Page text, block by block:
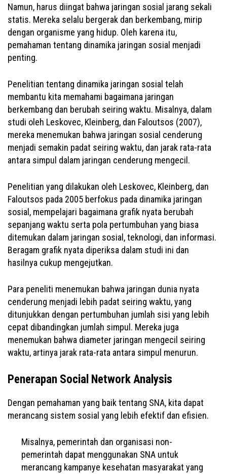
Namun, harus diingat bahwa jaringan sosial jarang sekali
statis. Mereka selalu bergerak dan berkembang, mirip
dengan organisme yang hidup. Oleh karena itu,
pemahaman tentang dinamika jaringan sosial menjadi
penting.
Penelitian tentang dinamika jaringan sosial telah
membantu kita memahami bagaimana jaringan
berkembang dan berubah seiring waktu. Misalnya, dalam
studi oleh Leskovec, Kleinberg, dan Faloutsos (2007),
mereka menemukan bahwa jaringan sosial cenderung
menjadi semakin padat seiring waktu, dan jarak rata-rata
antara simpul dalam jaringan cenderung mengecil.
Penelitian yang dilakukan oleh Leskovec, Kleinberg, dan
Faloutsos pada 2005 berfokus pada dinamika jaringan
sosial, mempelajari bagaimana grafik nyata berubah
sepanjang waktu serta pola pertumbuhan yang biasa
ditemukan dalam jaringan sosial, teknologi, dan informasi.
Beragam grafik nyata diperiksa dalam studi ini dan
hasilnya cukup mengejutkan.
Para peneliti menemukan bahwa jaringan dunia nyata
cenderung menjadi lebih padat seiring waktu, yang
ditunjukkan dengan pertumbuhan jumlah sisi yang lebih
cepat dibandingkan jumlah simpul. Mereka juga
menemukan bahwa diameter jaringan mengecil seiring
waktu, artinya jarak rata-rata antara simpul menurun.
Penerapan Social Network Analysis
Dengan pemahaman yang baik tentang SNA, kita dapat
merancang sistem sosial yang lebih efektif dan efisien.
Misalnya, pemerintah dan organisasi non-
pemerintah dapat menggunakan SNA untuk
merancang kampanye kesehatan masyarakat yang